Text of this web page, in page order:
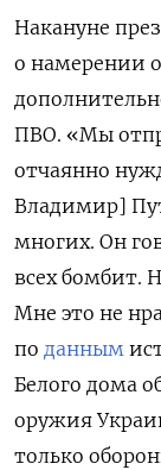
Накануне
о намерении
ПВО. «Мы
отчаянно
Владимир]
многих. Он
всех бомбит.
Мне это не
по данным
Белого дома
оружия
только